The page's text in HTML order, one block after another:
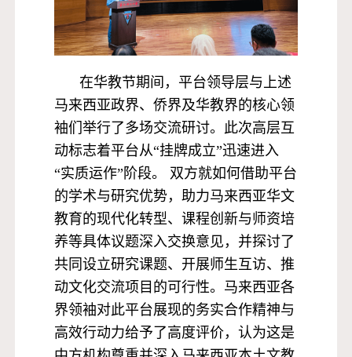
在华教节期间，平台领导层与上述
马来西亚政界、侨界及华教界的核心领
袖们举行了多场交流研讨。此次高层互
动标志着平台从“挂牌成立”迅速进入
“实质运作”阶段。 双方就如何借助平台
的学术与研究优势，助力马来西亚华文
教育的现代化转型、课程创新与师资培
养等具体议题深入交换意见，并探讨了
共同设立研究课题、开展师生互访、推
动文化交流项目的可行性。马来西亚各
界领袖对此平台展现的务实合作精神与
高效行动力给予了高度评价，认为这是